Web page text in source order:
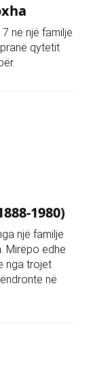
në një familje
qytetit
1980)
një familje
Mirëpo edhe
nga trojet
në